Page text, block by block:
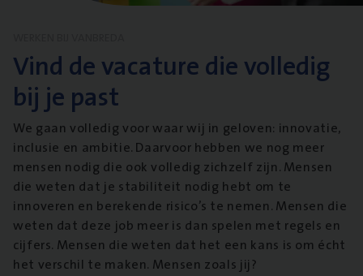
Vind de vacature die volledig
bij je past
We gaan volledig voor waar wij in geloven: innovatie,
inclusie en ambitie. Daarvoor hebben we nog meer
mensen nodig die ook volledig zichzelf zijn. Mensen
die weten dat je stabiliteit nodig hebt om te
innoveren en berekende risico’s te nemen. Mensen die
weten dat deze job meer is dan spelen met regels en
cijfers. Mensen die weten dat het een kans is om écht
het verschil te maken. Mensen zoals jij?